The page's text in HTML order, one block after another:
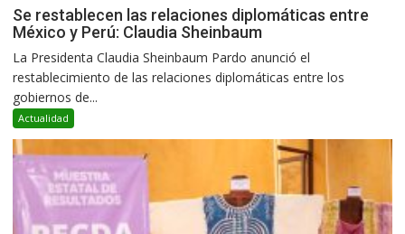
Se restablecen las relaciones diplomáticas entre
México y Perú: Claudia Sheinbaum
La Presidenta Claudia Sheinbaum Pardo anunció el
restablecimiento de las relaciones diplomáticas entre los
gobiernos de...
Actualidad